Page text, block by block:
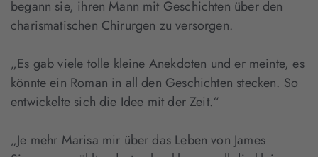
begann sie, ihren Mann mit Geschichten über den
charismatischen Chirurgen zu versorgen.
„Es gab viele tolle kleine Anekdoten und er meinte, es
könnte ein Roman in all den Geschichten stecken. So
entwickelte sich die Idee mit der Zeit.“
„Je mehr Marisa mir über das Leben von James